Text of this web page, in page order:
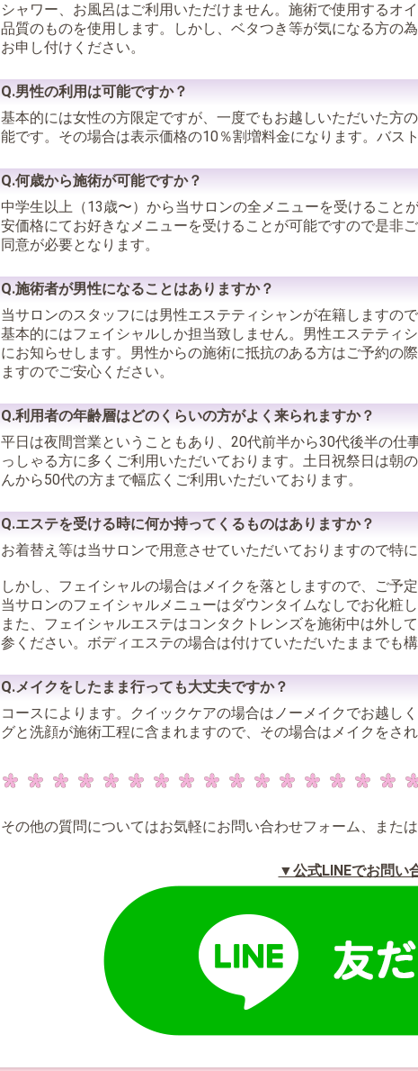
シャワー、お風呂はご利用いただけません。施術で使用するオ
品質のものを使用します。しかし、ベタつき等が気になる方の
お申し付けください。
Q.男性の利用は可能ですか？
基本的には女性の方限定ですが、一度でもお越しいただいた方
能です。その場合は表示価格の10％割増料金になります。バス
Q.何歳から施術が可能ですか？
中学生以上（13歳〜）から当サロンの全メニューを受けること
安価格にてお好きなメニューを受けることが可能ですので是非
同意が必要となります。
Q.施術者が男性になることはありますか？
当サロンのスタッフには男性エステティシャンが在籍しますの
基本的にはフェイシャルしか担当致しません。男性エステティ
にお知らせします。男性からの施術に抵抗のある方はご予約の
ますのでご安心ください。
Q.利用者の年齢層はどのくらいの方がよく来られますか？
平日は夜間営業ということもあり、20代前半から30代後半の仕
っしゃる方に多くご利用いただいております。土日祝祭日は朝
んから50代の方まで幅広くご利用いただいております。
Q.エステを受ける時に何か持ってくるものはありますか？
お着替え等は当サロンで用意させていただいておりますので特
しかし、フェイシャルの場合はメイクを落としますので、ご予
当サロンのフェイシャルメニューはダウンタイムなしでお化粧
また、フェイシャルエステはコンタクトレンズを施術中は外し
参ください。ボディエステの場合は付けていただいたままでも構
Q.メイクをしたまま行っても大丈夫ですか？
コースによります。クイックケアの場合はノーメイクでお越し
グと洗顔が施術工程に含まれますので、その場合はメイクをさ
その他の質問についてはお気軽にお問い合わせフォーム、また
▼公式LINEでお問い